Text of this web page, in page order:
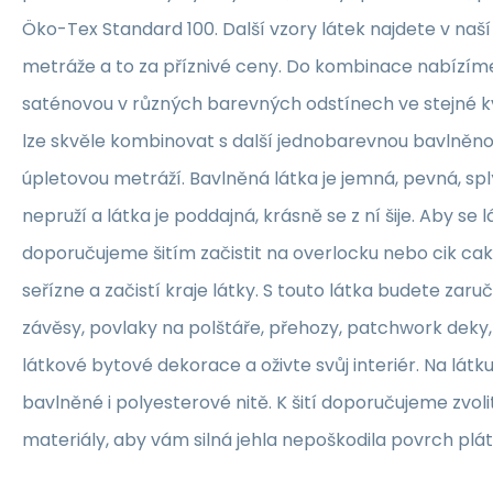
Öko-Tex Standard 100. Další vzory látek najdete v
metráže a to za příznivé ceny. Do kombinace
saténovou v různých barevných odstínech ve stejné
lze skvěle kombinovat s další jednobarevnou
úpletovou metráží. Bavlněná látka je jemná, pevná,
nepruží a látka je poddajná, krásně se z ní šije. Aby se
doporučujeme šitím začistit na overlocku nebo cik
seřízne a začistí kraje látky. S touto látka budete
závěsy, povlaky na polštáře, přehozy, patchwork
látkové bytové dekorace a oživte svůj interiér. Na
bavlněné i polyesterové nitě. K šití doporučujeme
materiály, aby vám silná jehla nepoškodila povrch